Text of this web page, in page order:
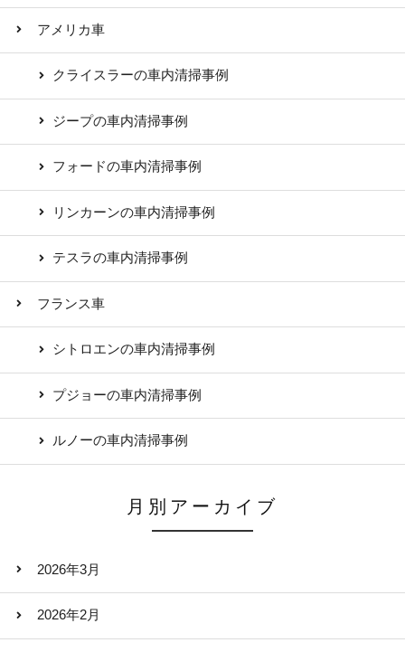
アメリカ車
クライスラーの車内清掃事例
ジープの車内清掃事例
フォードの車内清掃事例
リンカーンの車内清掃事例
テスラの車内清掃事例
フランス車
シトロエンの車内清掃事例
プジョーの車内清掃事例
ルノーの車内清掃事例
月別アーカイブ
2026年3月
2026年2月